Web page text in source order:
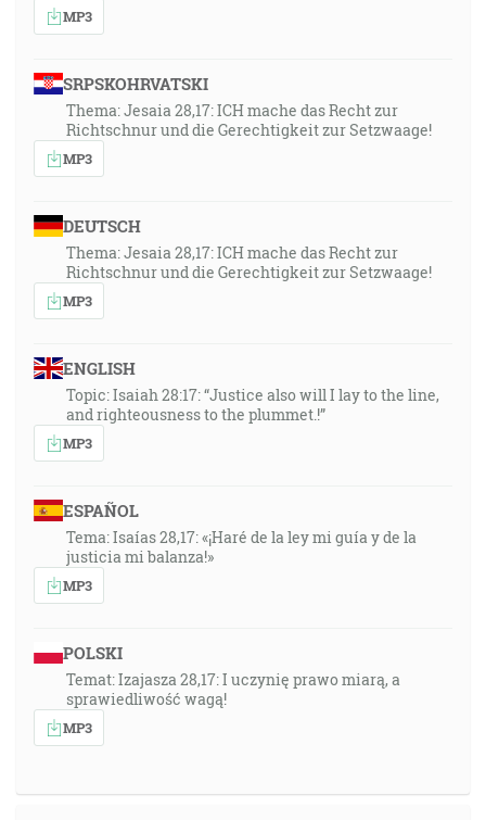
MP3
SRPSKOHRVATSKI
Thema: Jesaia 28,17: ICH mache das Recht zur
Richtschnur und die Gerechtigkeit zur Setzwaage!
MP3
DEUTSCH
Thema: Jesaia 28,17: ICH mache das Recht zur
Richtschnur und die Gerechtigkeit zur Setzwaage!
MP3
ENGLISH
Topic: Isaiah 28:17: “Justice also will I lay to the line,
and righteousness to the plummet.!”
MP3
ESPAÑOL
Tema: Isaías 28,17: «¡Haré de la ley mi guía y de la
justicia mi balanza!»
MP3
POLSKI
Temat: Izajasza 28,17: I uczynię prawo miarą, a
sprawiedliwość wagą!
MP3